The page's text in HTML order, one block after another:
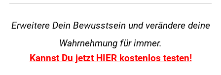
Erweitere Dein Bewusstsein und verändere deine
Wahrnehmung für immer.
Kannst Du jetzt HIER kostenlos testen!